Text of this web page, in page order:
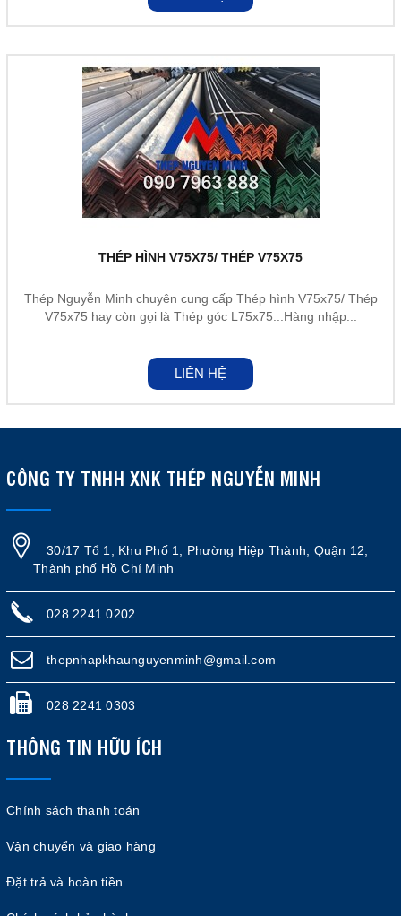
THÉP HÌNH V75X75/ THÉP V75X75
Thép Nguyễn Minh chuyên cung cấp Thép hình V75x75/ Thép
V75x75 hay còn gọi là Thép góc L75x75...Hàng nhập...
LIÊN HỆ
CÔNG TY TNHH XNK THÉP NGUYỄN MINH
30/17 Tổ 1, Khu Phố 1, Phường Hiệp Thành, Quận 12,
Thành phố Hồ Chí Minh
028 2241 0202
thepnhapkhaunguyenminh@gmail.com
028 2241 0303
THÔNG TIN HỮU ÍCH
Chính sách thanh toán
Vận chuyển và giao hàng
Đặt trả và hoàn tiền